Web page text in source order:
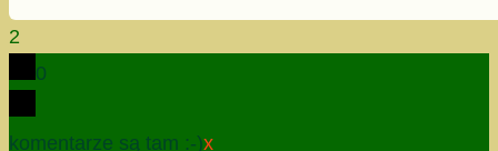
2
0
komentarze są tam :-)x